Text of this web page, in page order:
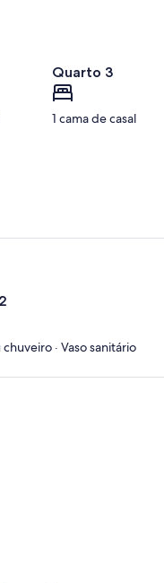
Quarto 3
1 cama de casal
· Vaso sanitário